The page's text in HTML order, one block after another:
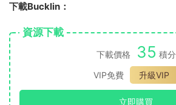
下載Bucklin：
資源下載
下載價格 35 積分
VIP免費
升級VIP
立即購買